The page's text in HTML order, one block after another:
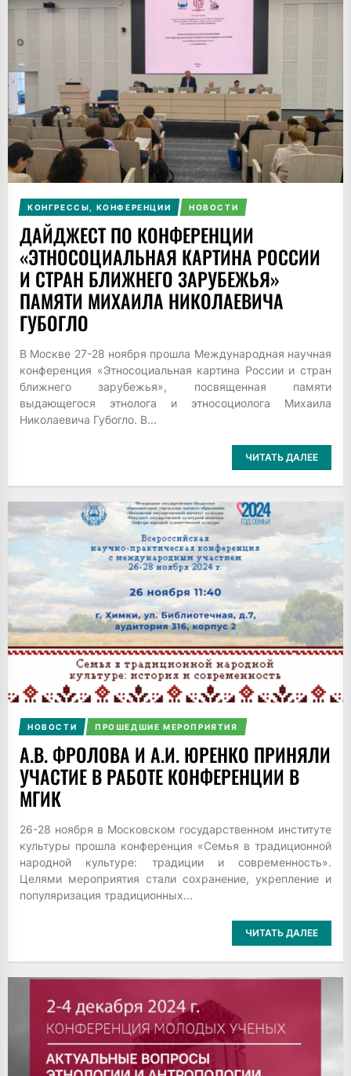
КОНГРЕССЫ, КОНФЕРЕНЦИИ НОВОСТИ
ДАЙДЖЕСТ ПО КОНФЕРЕНЦИИ
«ЭТНОСОЦИАЛЬНАЯ КАРТИНА РОССИИ
И СТРАН БЛИЖНЕГО ЗАРУБЕЖЬЯ»
ПАМЯТИ МИХАИЛА НИКОЛАЕВИЧА
ГУБОГЛО
В Москве 27-28 ноября прошла Международная научная
конференция «Этносоциальная картина России и стран
ближнего зарубежья», посвященная памяти
выдающегося этнолога и этносоциолога Михаила
Николаевича Губогло. В...
ЧИТАТЬ ДАЛЕЕ
НОВОСТИ ПРОШЕДШИЕ МЕРОПРИЯТИЯ
А.В. ФРОЛОВА И А.И. ЮРЕНКО ПРИНЯЛИ
УЧАСТИЕ В РАБОТЕ КОНФЕРЕНЦИИ В
МГИК
26-28 ноября в Московском государственном институте
культуры прошла конференция «Семья в традиционной
народной культуре: традиции и современность».
Целями мероприятия стали сохранение, укрепление и
популяризация традиционных...
ЧИТАТЬ ДАЛЕЕ